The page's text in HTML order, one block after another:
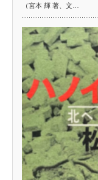
（宮本 輝 著、文…